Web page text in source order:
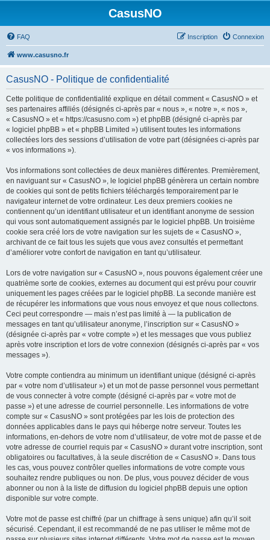
CasusNO
FAQ Connexion
Inscription
www.casusno.fr
CasusNO - Politique de confidentialité
Cette politique de confidentialité explique en détail comment « CasusNO » et
ses partenaires affiliés (désignés ci-après par « nous », « notre », « nos »,
« CasusNO » et « https://casusno.com ») et phpBB (désigné ci-après par
« logiciel phpBB » et « phpBB Limited ») utilisent toutes les informations
collectées lors des sessions d’utilisation de votre part (désignées ci-après par
« vos informations »).
Vos informations sont collectées de deux manières différentes. Premièrement,
en naviguant sur « CasusNO », le logiciel phpBB génèrera un certain nombre
de cookies qui sont de petits fichiers téléchargés temporairement par le
navigateur internet de votre ordinateur. Les deux premiers cookies ne
contiennent qu’un identifiant utilisateur et un identifiant anonyme de session
qui vous sont automatiquement assignés par le logiciel phpBB. Un troisième
cookie sera créé lors de votre navigation sur les sujets de « CasusNO »,
archivant de ce fait tous les sujets que vous avez consultés et permettant
d’améliorer votre confort de navigation en tant qu’utilisateur.
Lors de votre navigation sur « CasusNO », nous pouvons également créer une
quatrième sorte de cookies, externes au document qui est prévu pour couvrir
uniquement les pages créées par le logiciel phpBB. La seconde manière est
de récupérer les informations que vous nous envoyez et que nous collectons.
Ceci peut correspondre — mais n’est pas limité à — la publication de
messages en tant qu’utilisateur anonyme, l’inscription sur « CasusNO »
(désignée ci-après par « votre compte ») et les messages que vous publiez
après votre inscription et lors de votre connexion (désignés ci-après par « vos
messages »).
Votre compte contiendra au minimum un identifiant unique (désigné ci-après
par « votre nom d’utilisateur ») et un mot de passe personnel vous permettant
de vous connecter à votre compte (désigné ci-après par « votre mot de
passe ») et une adresse de courriel personnelle. Les informations de votre
compte sur « CasusNO » sont protégées par les lois de protection des
données applicables dans le pays qui héberge notre serveur. Toutes les
informations, en-dehors de votre nom d’utilisateur, de votre mot de passe et de
votre adresse de courriel requis par « CasusNO » durant votre inscription, sont
obligatoires ou facultatives, à la seule discrétion de « CasusNO ». Dans tous
les cas, vous pouvez contrôler quelles informations de votre compte vous
souhaitez rendre publiques ou non. De plus, vous pouvez décider de vous
abonner ou non à la liste de diffusion du logiciel phpBB depuis une option
disponible sur votre compte.
Votre mot de passe est chiffré (par un chiffrage à sens unique) afin qu’il soit
sécurisé. Cependant, il est recommandé de ne pas utiliser le même mot de